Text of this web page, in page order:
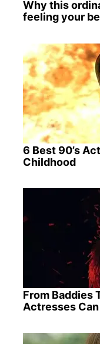
Why this
feeling your
6 Best 90’s
Childhood
From Baddies
Actresses